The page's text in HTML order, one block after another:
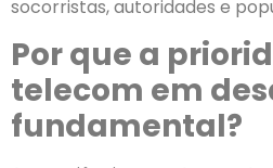
socorristas, autoridades e
Por que a
telecom em
fundamental?